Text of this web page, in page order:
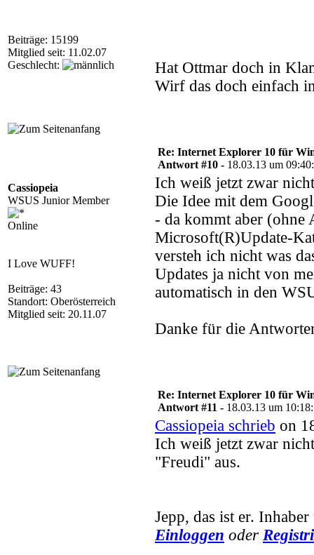
Beiträge: 15199
Mitglied seit: 11.02.07
Geschlecht:
Hat Ottmar doch in
Wirf das doch einfach
Cassiopeia
WSUS Junior Member
Online
I Love WUFF!
Beiträge: 43
Standort: Oberösterreich
Mitglied seit: 20.11.07
Re: Internet Explorer 10 für
Antwort #10 - 18.03.13 um
Ich weiß jetzt zwar
Die Idee mit dem
- da kommt aber (ohne
Microsoft(R)Update-
versteh ich nicht was
Updates ja nicht von
automatisch in den
Danke für die
Re: Internet Explorer 10 für
Antwort #11 - 18.03.13 um
Cassiopeia schrieb on
Ich weiß jetzt zwar
"Freudi" aus.
Jepp, das ist er.
Einloggen oder